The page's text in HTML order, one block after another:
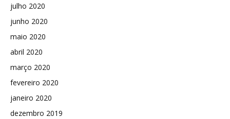
julho 2020
junho 2020
maio 2020
abril 2020
março 2020
fevereiro 2020
janeiro 2020
dezembro 2019